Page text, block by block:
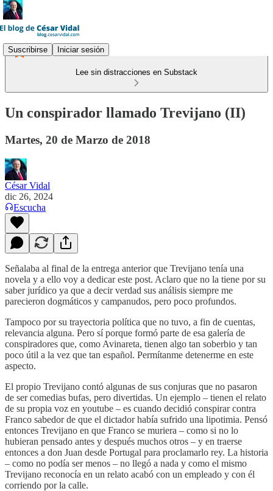
Suscribirse Iniciar sesión
Lee sin distracciones en Substack
Un conspirador llamado Trevijano (II)
Martes, 20 de Marzo de 2018
César Vidal
dic 26, 2024
Escucha
Señalaba al final de la entrega anterior que Trevijano tenía una
novela y a ello voy a dedicar este post. Aclaro que no la tiene por su
saber jurídico ya que a decir verdad sus análisis siempre me
parecieron dogmáticos y campanudos, pero poco profundos.
Tampoco por su trayectoria política que no tuvo, a fin de cuentas,
relevancia alguna. Pero sí porque formó parte de esa galería de
conspiradores que, como Avinareta, tienen algo tan soberbio y tan
poco útil a la vez que tan español. Permítanme detenerme en este
aspecto.
El propio Trevijano contó algunas de sus conjuras que no pasaron
de ser comedias bufas, pero divertidas. Un ejemplo – tienen el relato
de su propia voz en youtube – es cuando decidió conspirar contra
Franco sabedor de que el dictador había sufrido una lipotimia. Pensó
entonces Trevijano en que Franco se muriera – como si no lo
hubieran pensado antes y después muchos otros – y en traerse
entonces a don Juan desde Portugal para proclamarlo rey. La historia
– como no podía ser menos – no llegó a nada y como el mismo
Trevijano reconocía en un relato acabó con un empleado y con él
corriendo por la calle.